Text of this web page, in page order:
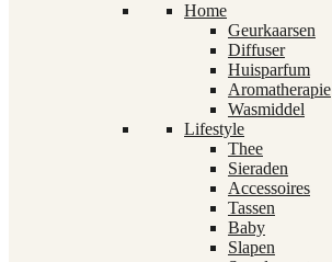
Home
Geurkaarsen
Diffuser
Huisparfum
Aromatherapie
Wasmiddel
Lifestyle
Thee
Sieraden
Accessoires
Tassen
Baby
Slapen